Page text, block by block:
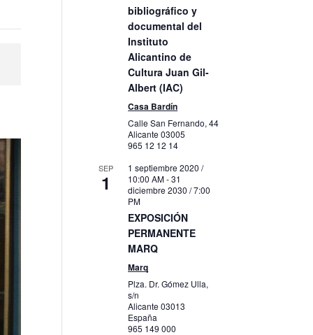
bibliográfico y
documental del
Instituto
Alicantino de
Cultura Juan Gil-
Albert (IAC)
Casa Bardín
Calle San Fernando, 44
Alicante03005
965 12 12 14
SEP
1
1 septiembre 2020 /
10:00 AM-31
diciembre 2030 / 7:00
PM
EXPOSICIÓN
PERMANENTE
MARQ
Marq
Plza. Dr. Gómez Ulla,
s/n
Alicante03013
España
965 149 000